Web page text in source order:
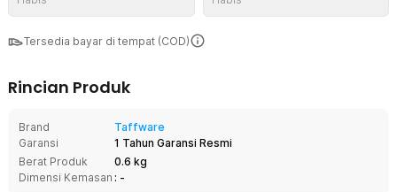
Tersedia bayar di tempat (COD)
Rincian Produk
Brand
Taffware
Garansi
1 Tahun Garansi Resmi
Berat Produk
0.6 kg
Dimensi Kemasan : -